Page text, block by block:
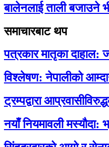
बालेनलाई ताली
समाचारबाट थप
पत्रकार मातृका दाहाल:
विश्लेषण: नेपालीको
ट्रम्पद्वारा
नयाँ नियमावली मस्यौदा: